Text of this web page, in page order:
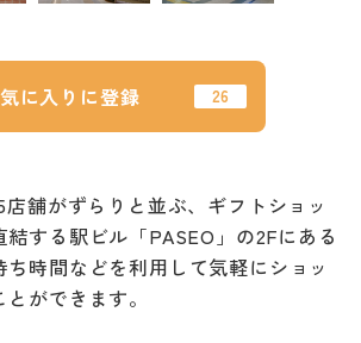
に入りに登録
舗がずらりと並ぶ、ギフトショッ
結する駅ビル「PASEO」の2Fにある
時間などを利用して気軽にショッ
ができます。
ッション
Languag
e
フォトダウン
ロード